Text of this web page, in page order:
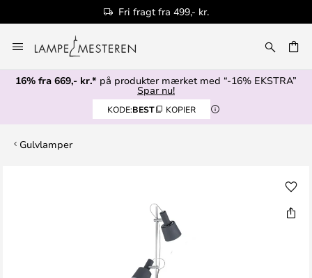
Fri fragt fra 499,- kr.
to
Content
16% fra 669,- kr.* på produkter mærket med “-16% EKSTRA”
Spar nu!
KODE:BEST KOPIER
Gulvlamper